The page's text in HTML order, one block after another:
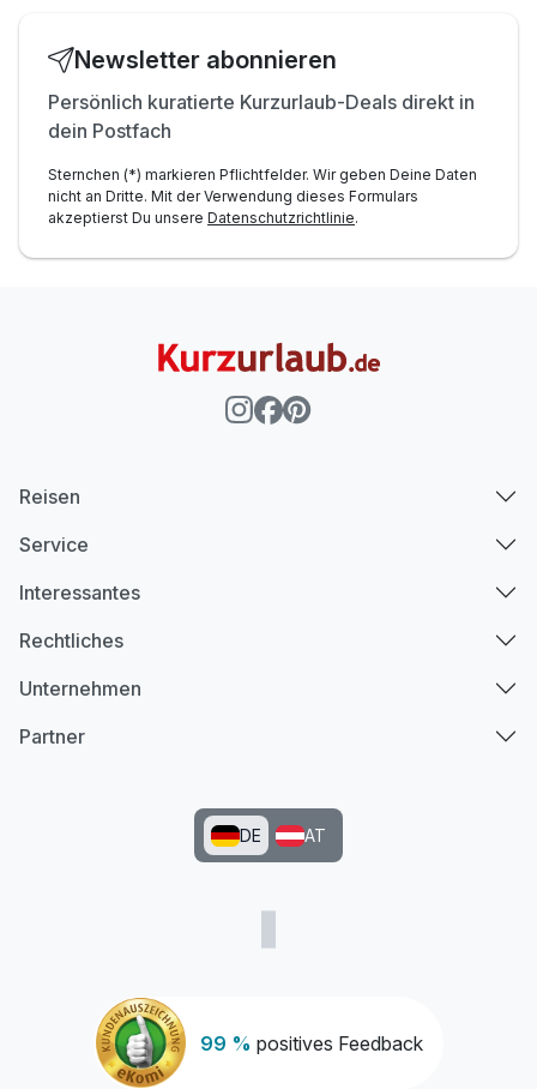
Newsletter abonnieren
Persönlich kuratierte Kurzurlaub-Deals direkt in
dein Postfach
Sternchen (*) markieren Pflichtfelder. Wir geben Deine Daten
nicht an Dritte. Mit der Verwendung dieses Formulars
akzeptierst Du unsere Datenschutzrichtlinie.
99 % positives Feedback
Reisen
Service
Interessantes
Rechtliches
Unternehmen
Partner
DE AT